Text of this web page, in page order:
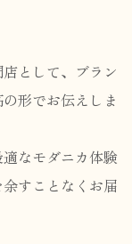
として、ブラン
形でお伝えしま
なモダニカ体験
すことなくお届